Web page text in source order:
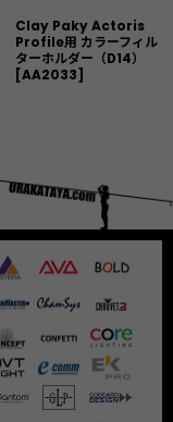
Clay Paky Actoris
Profile用 カラーフィル
ターホルダー（D14）
[AA2033]